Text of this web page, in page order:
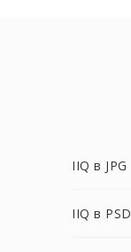
IIQ в JPG
IIQ в PSD